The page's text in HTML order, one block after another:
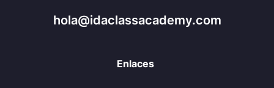
hola@idaclassacademy.com
Enlaces